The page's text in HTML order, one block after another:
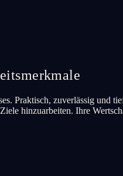
Praktisch, zuverlässig und
hinzuarbeiten. Ihre